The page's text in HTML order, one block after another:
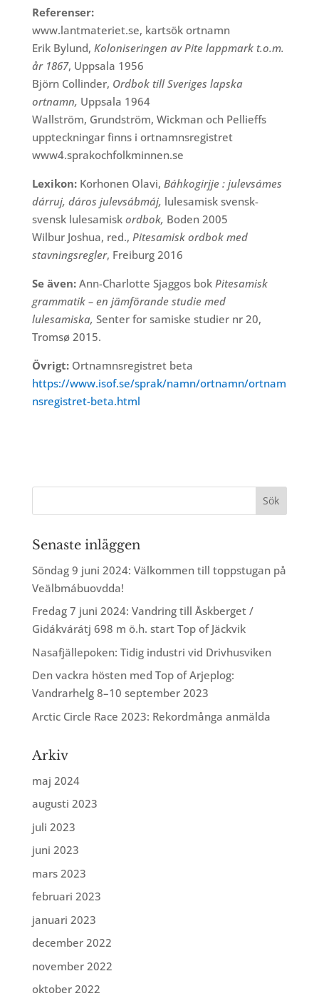
Referenser:
www.lantmateriet.se, kartsök ortnamn
Erik Bylund, Koloniseringen av Pite lappmark t.o.m.
år 1867, Uppsala 1956
Björn Collinder, Ordbok till Sveriges lapska
ortnamn, Uppsala 1964
Wallström, Grundström, Wickman och Pellieffs
uppteckningar finns i ortnamnsregistret
www4.sprakochfolkminnen.se
Lexikon: Korhonen Olavi, Báhkogirjje : julevsámes
dárruj, dáros julevsábmáj, lulesamisk svensk-
svensk lulesamiskordbok, Boden 2005
Wilbur Joshua, red., Pitesamisk ordbok med
stavningsregler, Freiburg 2016
Se även: Ann-Charlotte Sjaggos bok Pitesamisk
grammatik – en jämförande studie med
lulesamiska, Senter for samiske studier nr 20,
Tromsø 2015.
Övrigt:Ortnamnsregistret beta
https://www.isof.se/sprak/namn/ortnamn/ortnam
nsregistret-beta.html
Senaste inläggen
Söndag 9 juni 2024: Välkommen till toppstugan på
Veälbmábuovdda!
Fredag 7 juni 2024: Vandring till Åskberget /
Gidákvárátj 698 m ö.h. start Top of Jäckvik
Nasafjällepoken: Tidig industri vid Drivhusviken
Den vackra hösten med Top of Arjeplog:
Vandrarhelg 8–10 september 2023
Arctic Circle Race 2023: Rekordmånga anmälda
Arkiv
maj 2024
augusti 2023
juli 2023
juni 2023
mars 2023
februari 2023
januari 2023
december 2022
november 2022
oktober 2022